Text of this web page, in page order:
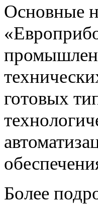
Основные
готовых
Более